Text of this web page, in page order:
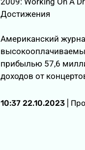
Достижения
Американский
прибылью 57,6
доходов от
10:37 22.10.2023 |